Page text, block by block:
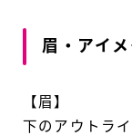
眉・アイメ
【眉】
下のアウトラ